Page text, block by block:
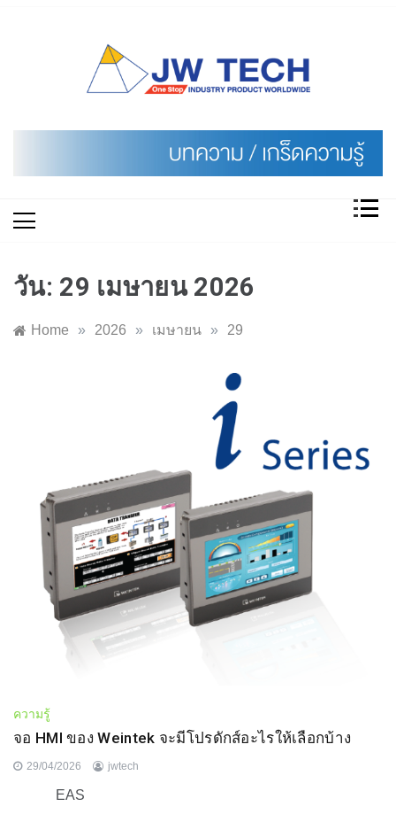
วัน: 29 เมษายน 2026
Home » 2026 » เมษายน » 29
ความรู้
จอ HMI ของ Weintek จะมีโปรดักส์อะไรให้เลือกบ้าง
29/04/2026 jwtech
EAS